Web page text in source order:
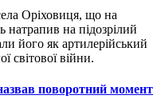
Оріховиця, що на
на підозрілий
його як артилерійський
світової війни.
поворотний момент